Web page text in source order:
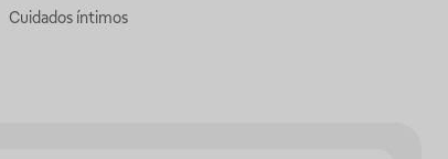
Cuidados íntimos